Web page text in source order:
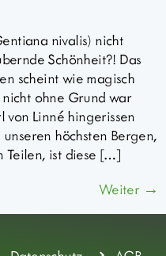
nivalis) nicht
Schönheit?! Das
scheint wie magisch
ohne Grund war
Linné hingerissen
höchsten Bergen,
Teilen, ist diese […]
Weiter →